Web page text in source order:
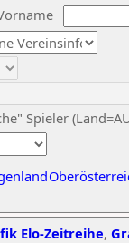
Spieler
Elo-Zeitreihe,